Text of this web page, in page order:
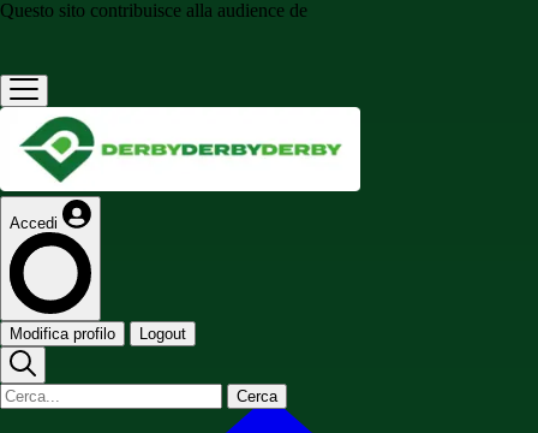
Questo sito contribuisce alla audience de
Accedi
Modifica profilo Logout
Cerca